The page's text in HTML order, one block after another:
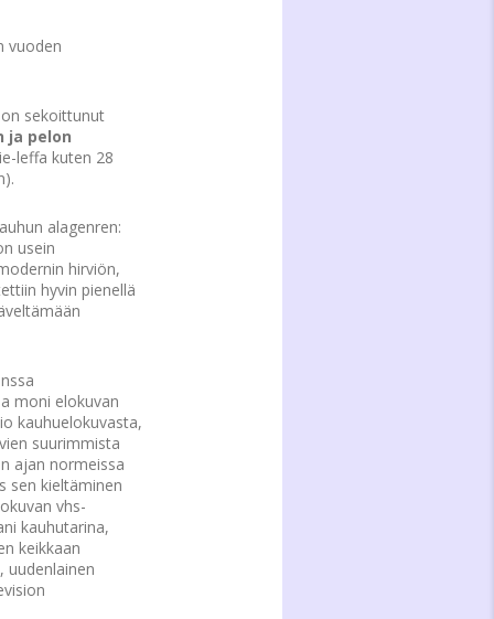
vuoden
sekoittunut
ja pelon
leffa kuten 28
alagenren:
usein
hirviön,
hyvin pienellä
moni elokuvan
kauhuelokuvasta,
suurimmista
ajan normeissa
sen kieltäminen
vhs-
kauhutarina,
keikkaan
uudenlainen